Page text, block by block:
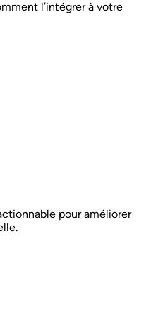
l’intégrer à votre
pour améliorer